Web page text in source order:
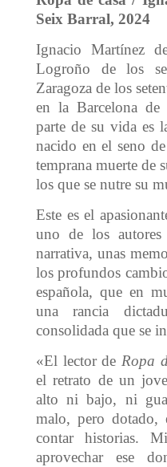
Seix Barral, 2024
Ignacio Martínez
Logroño de los
Zaragoza de los
en la Barcelona de
parte de su vida es
nacido en el seno
temprana muerte de
los que se nutre su
Este es el
uno de los autores
narrativa, unas
los profundos
española, que en
una rancia
consolidada que se
«El lector deRopa
el retrato de un
alto ni bajo, ni
malo, pero dotado,
contar historias.
aprovechar ese